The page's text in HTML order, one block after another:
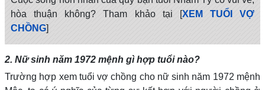
hòa thuận không? Tham khảo tại [XEM TUỔI VỢ
CHỒNG]
2. Nữ sinh năm 1972 mệnh gì hợp tuổi nào?
Trường hợp xem tuổi vợ chồng cho nữ sinh năm 1972 mệnh